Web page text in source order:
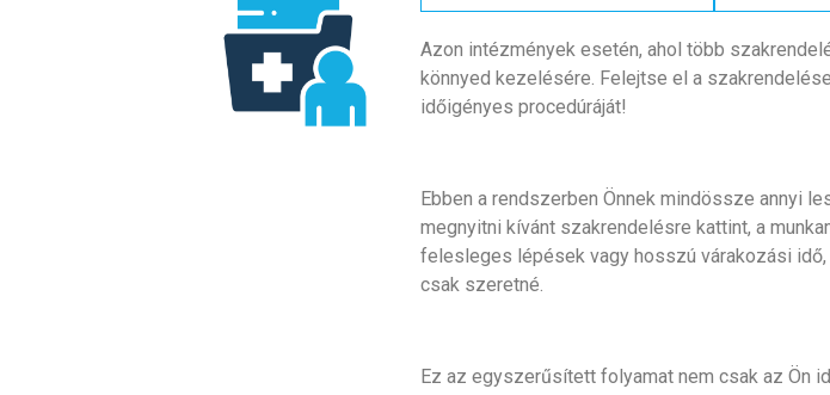
Azon intézmények esetén, ahol több
könnyed kezelésére. Felejtse el a
időigényes procedúráját!
Ebben a rendszerben Önnek mindössze annyi
megnyitni kívánt szakrendelésre kattint, a
felesleges lépések vagy hosszú várakozási
csak szeretné.
Ez az egyszerűsített folyamat nem csak az Ön